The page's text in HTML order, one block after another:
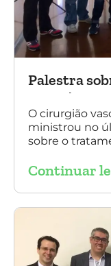
Palestra
aneurismas
multilayer,
O cirurgião
ministrou no
sobre o
foto, Dr.
Angiologia e
do Sul.
Continuar